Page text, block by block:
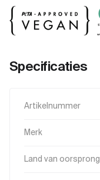
Specificaties
Artikelnummer
Merk
Land van oorsprong